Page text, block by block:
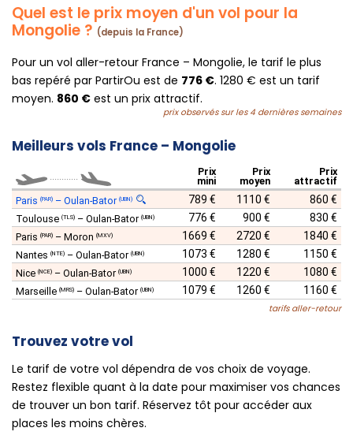
Quel est le prix moyen d'un vol pour la
Mongolie ? (depuis la France)
Pour un vol aller-retour France – Mongolie, le tarif le plus
bas repéré par PartirOu est de 776 €. 1280 € est un tarif
moyen. 860 € est un prix attractif.
prix observés sur les 4 dernières semaines
Meilleurs vols France – Mongolie
Prix
mini
Prix
moyen
Prix
attractif
Paris (PAR) – Oulan-Bator (UBN) 789 € 1110 € 860 €
Toulouse (TLS) – Oulan-Bator (UBN) 776 € 900 € 830 €
Paris (PAR) – Moron (MXV) 1669 € 2720 € 1840 €
Nantes (NTE) – Oulan-Bator (UBN) 1073 € 1280 € 1150 €
Nice (NCE) – Oulan-Bator (UBN) 1000 € 1220 € 1080 €
Marseille (MRS) – Oulan-Bator (UBN) 1079 € 1260 € 1160 €
tarifs aller-retour
Trouvez votre vol
Le tarif de votre vol dépendra de vos choix de voyage.
Restez flexible quant à la date pour maximiser vos chances
de trouver un bon tarif. Réservez tôt pour accéder aux
places les moins chères.